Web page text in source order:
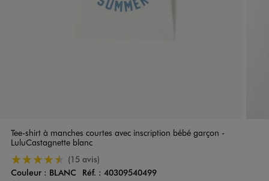
Tee-shirt à manches courtes avec inscription bébé garçon -
LuluCastagnette blanc
4.5/5 de moyenne
(15 avis)
Couleur
Couleur : BLANC Réf. : 40309540499